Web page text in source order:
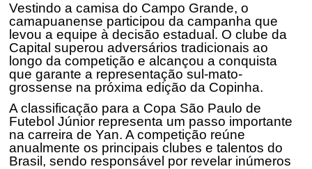
Vestindo a camisa do Campo Grande, o
camapuanense participou da campanha que
levou a equipe à decisão estadual. O clube da
Capital superou adversários tradicionais ao
longo da competição e alcançou a conquista
que garante a representação sul-mato-
grossense na próxima edição da Copinha.
A classificação para a Copa São Paulo de
Futebol Júnior representa um passo importante
na carreira de Yan. A competição reúne
anualmente os principais clubes e talentos do
Brasil, sendo responsável por revelar inúmeros